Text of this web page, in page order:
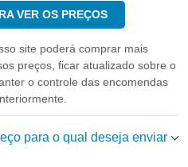
VER OS PREÇOS
site poderá comprar mais
preços, ficar atualizado sobre o
o controle das encomendas
para o qual deseja enviar